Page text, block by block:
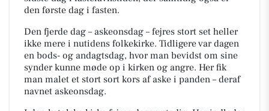
den første dag i fasten.
Den fjerde dag – askeonsdag – fejres stort set heller
ikke mere i nutidens folkekirke. Tidligere var dagen
en bods- og andagtsdag, hvor man bevidst om sine
synder kunne møde op i kirken og angre. Her fik
man malet et stort sort kors af aske i panden – deraf
navnet askeonsdag.